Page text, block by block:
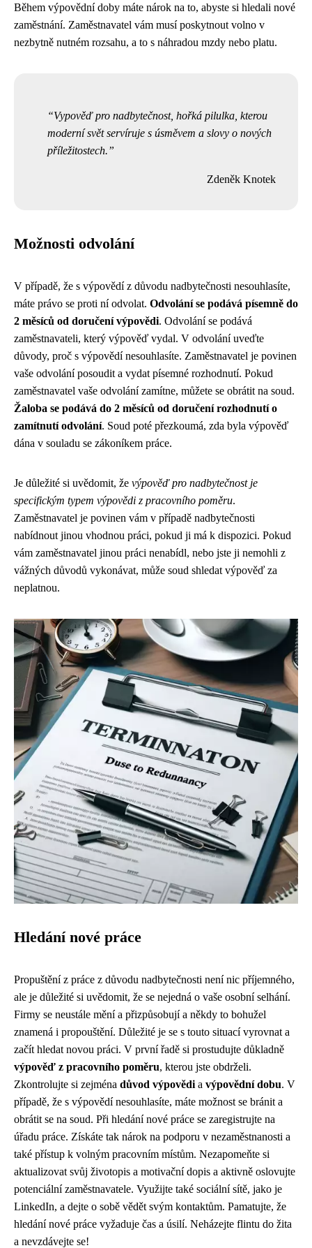
Během výpovědní doby máte nárok na to, abyste si hledali nové
zaměstnání. Zaměstnavatel vám musí poskytnout volno v
nezbytně nutném rozsahu, a to s náhradou mzdy nebo platu.
Vypověď pro nadbytečnost, hořká pilulka, kterou
moderní svět servíruje s úsměvem a slovy o nových
příležitostech.
Zdeněk Knotek
Možnosti odvolání
V případě, že s výpovědí z důvodu nadbytečnosti nesouhlasíte,
máte právo se proti ní odvolat. Odvolání se podává písemně do
2 měsíců od doručení výpovědi. Odvolání se podává
zaměstnavateli, který výpověď vydal. V odvolání uveďte
důvody, proč s výpovědí nesouhlasíte. Zaměstnavatel je povinen
vaše odvolání posoudit a vydat písemné rozhodnutí. Pokud
zaměstnavatel vaše odvolání zamítne, můžete se obrátit na soud.
Žaloba se podává do 2 měsíců od doručení rozhodnutí o
zamítnutí odvolání. Soud poté přezkoumá, zda byla výpověď
dána v souladu se zákoníkem práce.
Je důležité si uvědomit, že výpověď pro nadbytečnost je
specifickým typem výpovědi z pracovního poměru.
Zaměstnavatel je povinen vám v případě nadbytečnosti
nabídnout jinou vhodnou práci, pokud ji má k dispozici. Pokud
vám zaměstnavatel jinou práci nenabídl, nebo jste ji nemohli z
vážných důvodů vykonávat, může soud shledat výpověď za
neplatnou.
Hledání nové práce
Propuštění z práce z důvodu nadbytečnosti není nic příjemného,
ale je důležité si uvědomit, že se nejedná o vaše osobní selhání.
Firmy se neustále mění a přizpůsobují a někdy to bohužel
znamená i propouštění. Důležité je se s touto situací vyrovnat a
začít hledat novou práci. V první řadě si prostudujte důkladně
výpověď z pracovního poměru, kterou jste obdrželi.
Zkontrolujte si zejména důvod výpovědi a výpovědní dobu. V
případě, že s výpovědí nesouhlasíte, máte možnost se bránit a
obrátit se na soud. Při hledání nové práce se zaregistrujte na
úřadu práce. Získáte tak nárok na podporu v nezaměstnanosti a
také přístup k volným pracovním místům. Nezapomeňte si
aktualizovat svůj životopis a motivační dopis a aktivně oslovujte
potenciální zaměstnavatele. Využijte také sociální sítě, jako je
LinkedIn, a dejte o sobě vědět svým kontaktům. Pamatujte, že
hledání nové práce vyžaduje čas a úsilí. Neházejte flintu do žita
a nevzdávejte se!